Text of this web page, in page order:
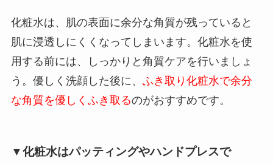
化粧水は、肌の表面に余分な角質が残っていると
肌に浸透しにくくなってしまいます。化粧水を使
用する前には、しっかりと角質ケアを行いましょ
う。優しく洗顔した後に、 ふき取り化粧水で余分
な角質を優しくふき取るのがおすすめです。
▼化粧水はパッティングやハンドプレスで